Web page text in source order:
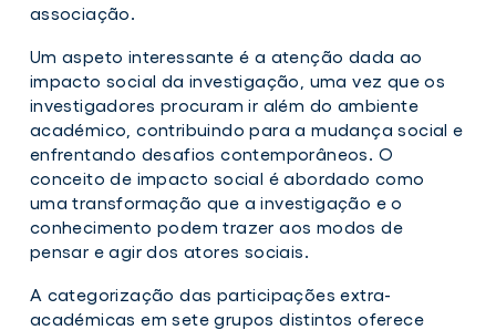
associação.
Um aspeto interessante é a atenção dada ao
impacto social da investigação, uma vez que os
investigadores procuram ir além do ambiente
académico, contribuindo para a mudança social e
enfrentando desafios contemporâneos. O
conceito de impacto social é abordado como
uma transformação que a investigação e o
conhecimento podem trazer aos modos de
pensar e agir dos atores sociais.
A categorização das participações extra-
académicas em sete grupos distintos oferece